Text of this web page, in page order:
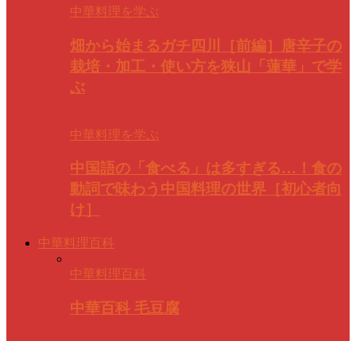
中華料理を学ぶ
畑から始まるガチ四川［前編］唐辛子の
栽培・加工・使い方を狭山「蓮華」で学
ぶ
中華料理を学ぶ
中国語の「食べる」は多すぎる…！食の
動詞で味わう中国料理の世界［初心者向
け］
中華料理百科
中華料理百科
中華百科 毛豆腐